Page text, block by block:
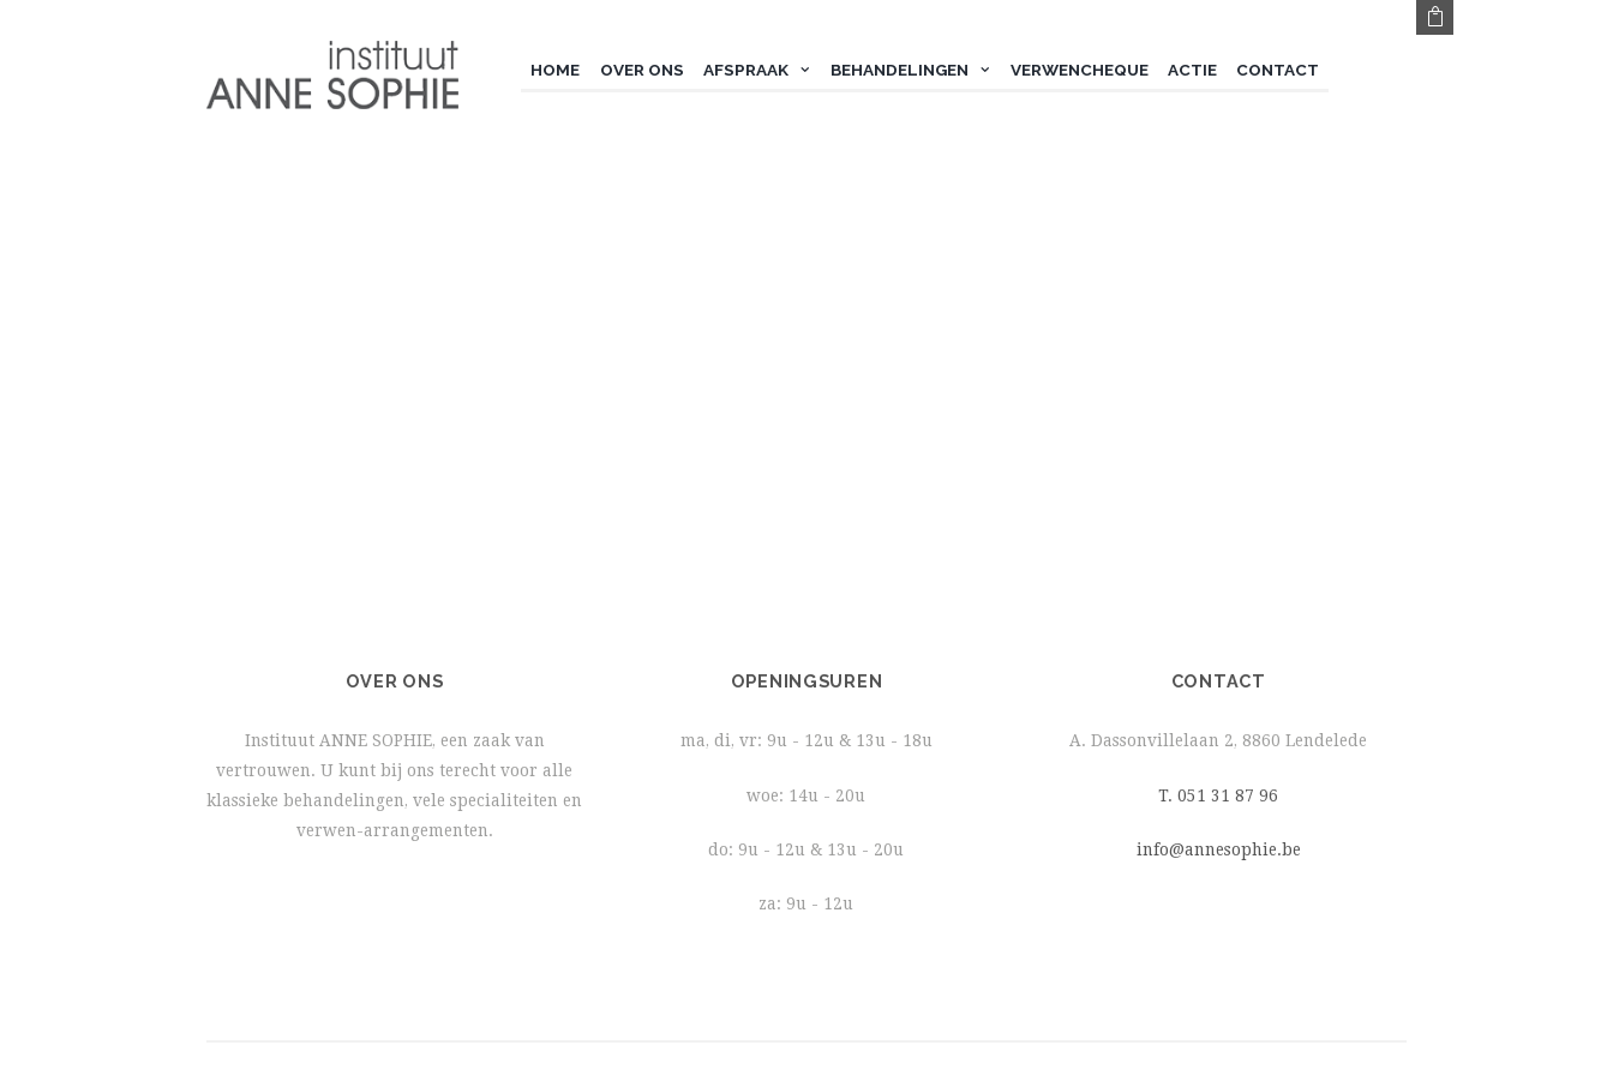
HOME OVER ONS AFSPRAAK BEHANDELINGEN VERWENCHEQUE ACTIE CONTACT
OVER ONS
Instituut ANNE SOPHIE, een zaak van
vertrouwen. U kunt bij ons terecht voor alle
klassieke behandelingen, vele specialiteiten en
verwen-arrangementen.
OPENINGSUREN
ma, di, vr: 9u - 12u & 13u - 18u
woe: 14u - 20u
do: 9u - 12u & 13u - 20u
za: 9u - 12u
CONTACT
A. Dassonvillelaan 2, 8860 Lendelede
T. 051 31 87 96
info@annesophie.be